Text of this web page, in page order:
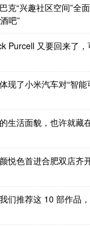
克“兴趣社区空间”全
吧”
Purcell 又要回来了
现了小米汽车对“智能
生活面貌，也许就藏
悦色首进合肥双店齐
们推荐这 10 部作品